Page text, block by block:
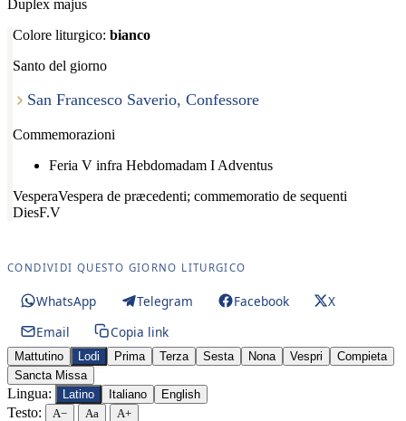
Duplex majus
Colore liturgico: bianco
Santo del giorno
San Francesco Saverio, Confessore
Commemorazioni
Feria V infra Hebdomadam I Adventus
VesperaVespera de præcedenti; commemoratio de sequenti
DiesF.V
CONDIVIDI QUESTO GIORNO LITURGICO
WhatsApp Telegram Facebook
X
Email
Copia link
Mattutino Lodi Prima Terza Sesta Nona Vespri
Compieta
Sancta Missa
Lingua: Latino Italiano English
Testo: A− Aa A+